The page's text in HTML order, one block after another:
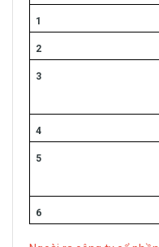
1
2
3
4
5
6